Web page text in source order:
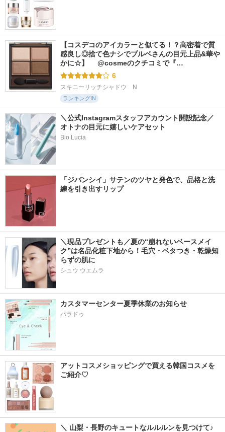
【コスデコのアイカラーと似てる！？高密着で質
感良し◎捨て色ナシでブルベさんの目元上品&華や
かに☆】 　@cosmeのクチコミで『…
6
スキニーリッチシャドウ　N
ランキングIN
＼公式Instagramスタッフアカウント開設記念／
オトナの目元に嬉しいケアセット
Bio Lucia
「ジバンシイ」サテンのツヤと発色で、品格と洗
練を引き出すリップ
＼現品プレゼントも／夏の“崩れないベースメイ
ク”は名品化粧下地から！毛穴・ベタつき・乾燥知
らずの肌に
シュウ ウエムラ
カスタマーセンター夏季休業のお知らせ
パラドゥ
アットコスメショッピングで買える韓国コスメを
ご紹介♡
＼ 山梨・長野のキュートなルルルンを見つけて♪